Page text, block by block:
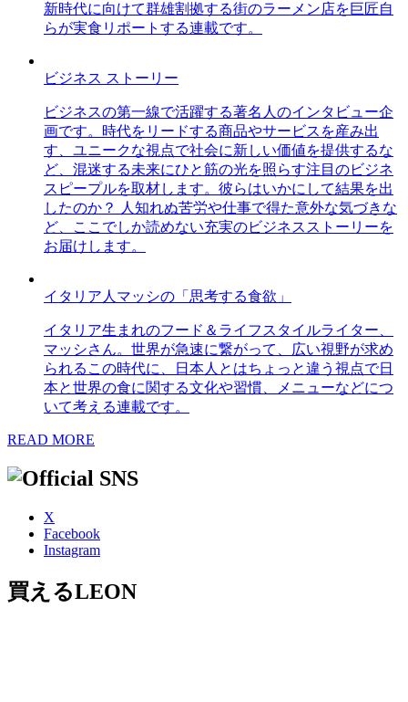
新時代に向けて群雄割拠する街のラーメン店を巨匠自
らが実食リポートする連載です。
ビジネス ストーリー
ビジネスの第一線で活躍する著名人のインタビュー企
画です。時代をリードする商品やサービスを産み出
す、ユニークな視点で社会に新しい価値を提供するな
ど、混迷する未来にひと筋の光を照らす注目のビジネ
スピープルを取材します。彼らはいかにして結果を出
したのか？ 人知れぬ苦労や仕事で得た意外な気づきな
ど、ここでしか読めない充実のビジネスストーリーを
お届けします。
イタリア人マッシの「思考する食欲」
イタリア生まれのフード＆ライフスタイルライター、
マッシさん。世界が急速に繋がって、広い視野が求め
られるこの時代に、日本人とはちょっと違う視点で日
本と世界の食に関する文化や習慣、メニューなどにつ
いて考える連載です。
READ MORE
X
Facebook
Instagram
買えるLEON